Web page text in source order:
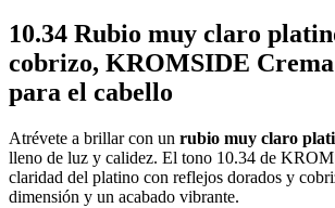
10.34 Rubio muy claro
cobrizo, KROMSIDE
para el cabello
Atrévete a brillar con un rubio muy claro
lleno de luz y calidez. El tono 10.34 de
claridad del platino con reflejos dorados y
dimensión y un acabado vibrante.